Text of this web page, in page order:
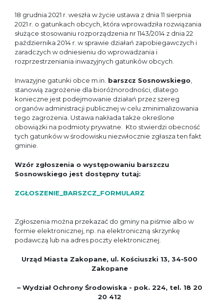
18 grudnia 2021 r. weszła w życie ustawa z dnia 11 sierpnia
2021 r. o gatunkach obcych, która wprowadziła rozwiązania
służące stosowaniu rozporządzenia nr 1143/2014 z dnia 22
października 2014 r. w sprawie działań zapobiegawczych i
zaradczych w odniesieniu do wprowadzania i
rozprzestrzeniania inwazyjnych gatunków obcych.
Inwazyjne gatunki obce m.in. barszcz Sosnowskiego
stanowią zagrożenie dla bioróżnorodności, dlatego
konieczne jest podejmowanie działań przez szereg
organów administracji publicznej w celu zminimalizowania
tego zagrożenia. Ustawa nakłada także określone
obowiązki na podmioty prywatne. Kto stwierdzi obecność
tych gatunków w środowisku niezwłocznie zgłasza ten fakt
gminie.
Wzór zgłoszenia o występowaniu barszczu
Sosnowskiego jest dostępny tutaj:
ZGŁOSZENIE_BARSZCZ_FORMULARZ
Zgłoszenia można przekazać do gminy na piśmie albo w
formie elektronicznej, np. na elektroniczną skrzynkę
podawczą lub na adres poczty elektronicznej.
Urząd Miasta Zakopane, ul. Kościuszki 13, 34-500
Zakopane
– Wydział Ochrony Środowiska - pok. 224, tel. 18 20
20 412